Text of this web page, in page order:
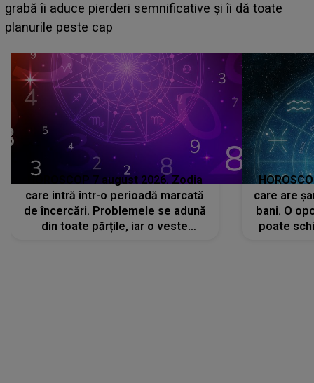
face o MĂRTURISIRE NEAȘTEPTATĂ despre mama
sa: "I-am spus și ei în față, eu nu te iubesc pentru
HOROSCOP 7 august 2026. Zodia
care intră într-o perioadă marcată
de încercări. Problemele se adună
din toate părțile, iar o veste
care are
bani. O
poate